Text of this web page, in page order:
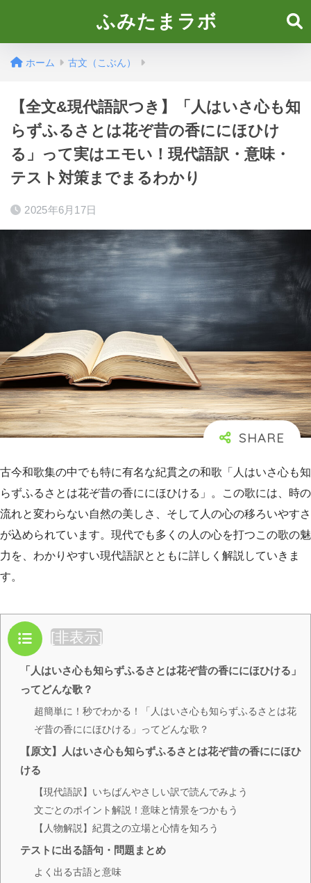
ふみたまラボ
ホーム 古文（こぶん）
【全文&現代語訳つき】「人はいさ心も知
らずふるさとは花ぞ昔の香ににほひけ
る」って実はエモい！現代語訳・意味・
テスト対策までまるわかり
2025年6月17日
古今和歌集の中でも特に有名な紀貫之の和歌「人はいさ心も知
らずふるさとは花ぞ昔の香ににほひける」。この歌には、時の
流れと変わらない自然の美しさ、そして人の心の移ろいやすさ
が込められています。現代でも多くの人の心を打つこの歌の魅
力を、わかりやすい現代語訳とともに詳しく解説していきま
す。
目次 [非表示]
「人はいさ心も知らずふるさとは花ぞ昔の香ににほひける」
ってどんな歌？
超簡単に！秒でわかる！「人はいさ心も知らずふるさとは花
ぞ昔の香ににほひける」ってどんな歌？
【原文】人はいさ心も知らずふるさとは花ぞ昔の香ににほひ
ける
【現代語訳】いちばんやさしい訳で読んでみよう
文ごとのポイント解説！意味と情景をつかもう
【人物解説】紀貫之の立場と心情を知ろう
テストに出る語句・問題まとめ
よく出る古語と意味